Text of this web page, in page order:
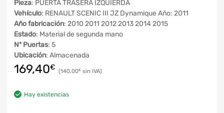
Pieza: PUERTA TRASERA IZQUIERDA
Vehículo: RENAULT SCENIC III JZ Dynamique Año: 2011
Año fabricación: 2010 2011 2012 2013 2014 2015
Estado: Material de segunda mano
Nº Puertas: 5
Ubicación: Almacenada
169,40€ 140,00€
Hay existencias